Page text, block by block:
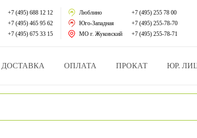
реабилитации
по уходу за больными
медтехника
+7 (495) 688 12 12
+7 (495) 465 95 62
+7 (495) 675 33 15
Люблино
+7 (495) 255 78 00
Юго-Западная
+7 (495) 255-78-70
МО г. Жуковский
+7 (495) 255-78-71
ДОСТАВКА ОПЛАТА ПРОКАТ ЮР.